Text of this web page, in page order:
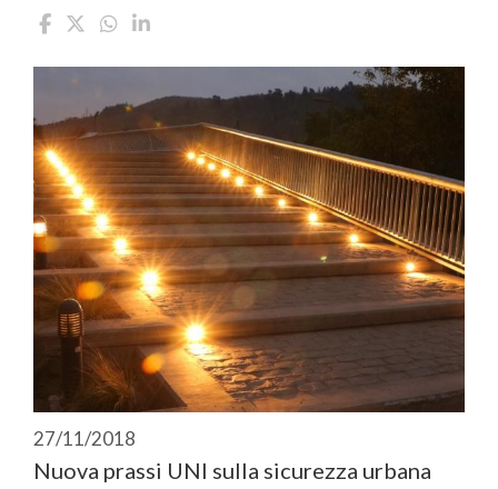
27/11/2018
Nuova prassi UNI sulla sicurezza urbana